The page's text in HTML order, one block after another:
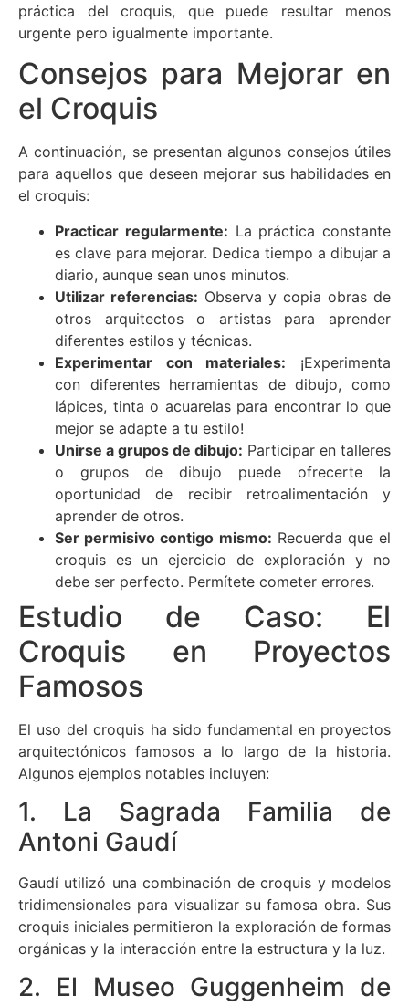
práctica del croquis, que puede resultar menos
urgente pero igualmente importante.
Consejos para Mejorar en
el Croquis
A continuación, se presentan algunos consejos útiles
para aquellos que deseen mejorar sus habilidades en
el croquis:
Practicar regularmente: La práctica constante
es clave para mejorar. Dedica tiempo a dibujar a
diario, aunque sean unos minutos.
Utilizar referencias: Observa y copia obras de
otros arquitectos o artistas para aprender
diferentes estilos y técnicas.
Experimentar con materiales: ¡Experimenta
con diferentes herramientas de dibujo, como
lápices, tinta o acuarelas para encontrar lo que
mejor se adapte a tu estilo!
Unirse a grupos de dibujo: Participar en talleres
o grupos de dibujo puede ofrecerte la
oportunidad de recibir retroalimentación y
aprender de otros.
Ser permisivo contigo mismo: Recuerda que el
croquis es un ejercicio de exploración y no
debe ser perfecto. Permítete cometer errores.
Estudio de Caso: El
Croquis en Proyectos
Famosos
El uso del croquis ha sido fundamental en proyectos
arquitectónicos famosos a lo largo de la historia.
Algunos ejemplos notables incluyen:
1. La Sagrada Familia de
Antoni Gaudí
Gaudí utilizó una combinación de croquis y modelos
tridimensionales para visualizar su famosa obra. Sus
croquis iniciales permitieron la exploración de formas
orgánicas y la interacción entre la estructura y la luz.
2. El Museo Guggenheim de